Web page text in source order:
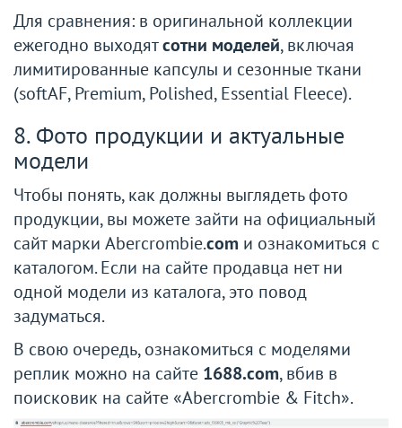
Для сравнения: в оригинальной коллекции
ежегодно выходятсотни моделей, включая
лимитированные капсулы и сезонные ткани
(softAF, Premium, Polished, Essential Fleece).
8. Фото продукции и актуальные
модели
Чтобы понять, как должны выглядеть фото
продукции, вы можете зайти на официальный
сайт марки Abercrombie.com и ознакомиться с
каталогом. Если на сайте продавца нет ни
одной модели из каталога, это повод
задуматься.
В свою очередь, ознакомиться с моделями
реплик можно на сайте 1688.com, вбив в
поисковик на сайте «Abercrombie & Fitch».